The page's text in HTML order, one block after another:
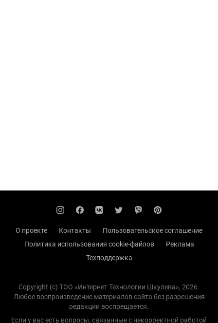
О проекте Контакты
Пользовательское соглашение
Политика использования cookie-файлов
Реклама
Техподдержка
Copyright (с) TOO «Интернет Технологии Шкулева», 2026.
Любое воспроизведение материалов сайта без разрешения
редакции воспрещается.
Если у вас есть вопросы, связанные с некорректной работой